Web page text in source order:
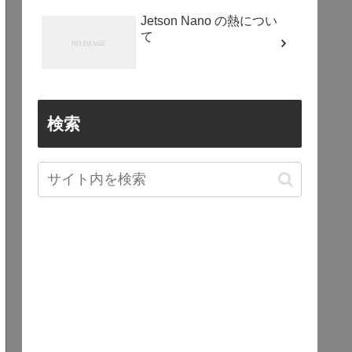
Jetson Nano の熱につい
て
検索